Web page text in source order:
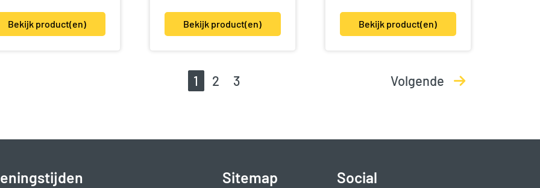
Bekijk product(en) Bekijk product(en) Bekijk product(en)
1 2 3 Volgende
Sitemap Social